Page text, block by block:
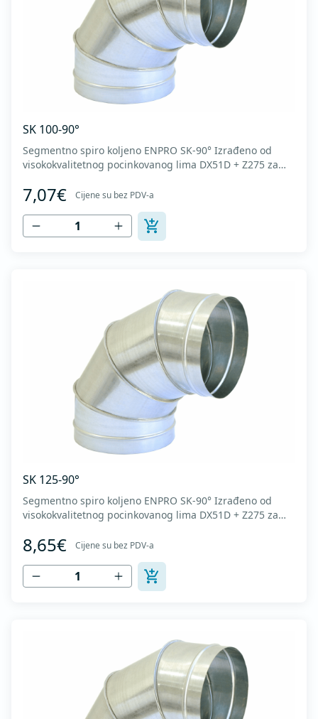
SK 100-90°
Segmentno spiro koljeno ENPRO SK-90° Izrađeno od
visokokvalitetnog pocinkovanog lima DX51D + Z275 za
1506 I MEST EN 12237.
7,07€ Cijene su bez PDV-a
SK 125-90°
Segmentno spiro koljeno ENPRO SK-90° Izrađeno od
visokokvalitetnog pocinkovanog lima DX51D + Z275 za
1506 I MEST EN 12237.
8,65€ Cijene su bez PDV-a